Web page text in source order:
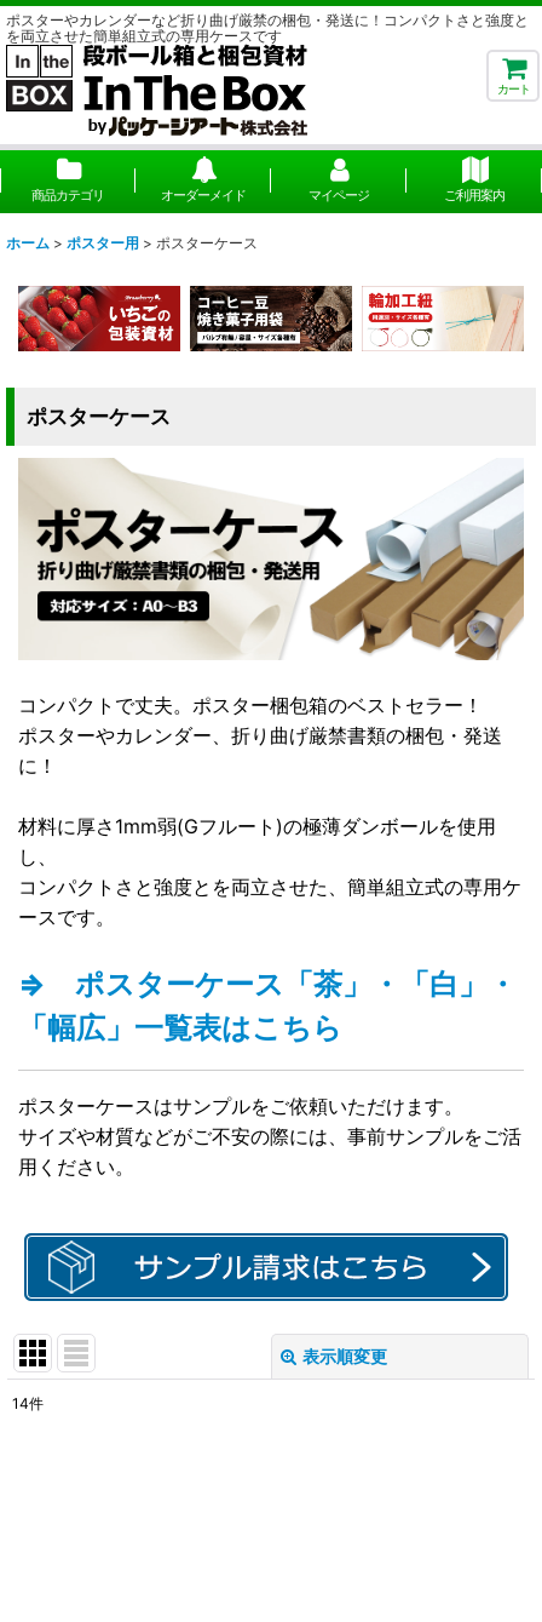
ポスターやカレンダーなど折り曲げ厳禁の梱包・発送に！コンパクトさと強度と
を両立させた簡単組立式の専用ケースです
カート
商品カテゴリ オーダーメイド マイページ ご利用案内
ホーム > ポスター用 > ポスターケース
ポスターケース
コンパクトで丈夫。ポスター梱包箱のベストセラー！
ポスターやカレンダー、折り曲げ厳禁書類の梱包・発送
に！
材料に厚さ1mm弱(Gフルート)の極薄ダンボールを使用
し、
コンパクトさと強度とを両立させた、簡単組立式の専用ケ
ースです。
⇒ ポスターケース「茶」・「白」・
「幅広」一覧表はこちら
ポスターケースはサンプルをご依頼いただけます。
サイズや材質などがご不安の際には、事前サンプルをご活
用ください。
表示順変更
14件